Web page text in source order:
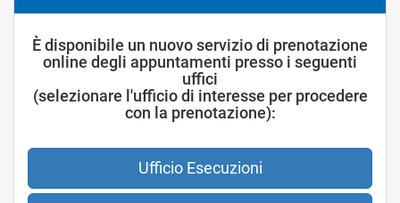
È disponibile un nuovo servizio di prenotazione
online degli appuntamenti presso i seguenti
uffici
(selezionare l'ufficio di interesse per procedere
con la prenotazione):
Ufficio Esecuzioni